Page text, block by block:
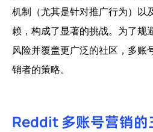
机制（尤其是针对推广行为）以
赖，构成了显著的挑战。为了规
风险并覆盖更广泛的社区，多账
销者的策略。
Reddit 多账号营销的